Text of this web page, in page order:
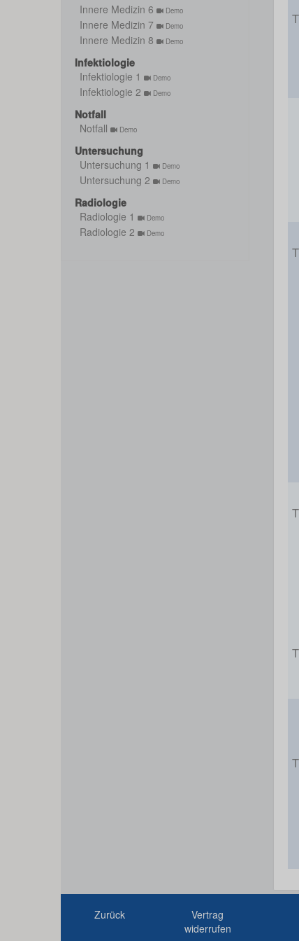
Innere Medizin 6 Demo
Innere Medizin 7 Demo
Innere Medizin 8 Demo
Infektiologie
Infektiologie 1
Demo
Infektiologie 2 Demo
Notfall
Notfall
Demo
Untersuchung
Untersuchung 1
Demo
Untersuchung 2 Demo
Radiologie
Radiologie 1
Demo
Radiologie 2 Demo
Zurück
Vertrag
widerrufen